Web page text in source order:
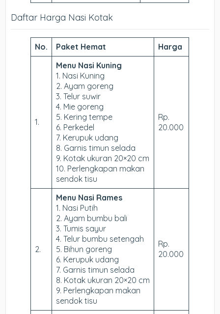
Daftar Harga Nasi Kotak
No. Paket Hemat Harga
1.
Menu Nasi Kuning
1. Nasi Kuning
2. Ayam goreng
3. Telur suwir
4. Mie goreng
5. Kering tempe
6. Perkedel
7. Kerupuk udang
8. Garnis timun selada
9. Kotak ukuran 20×20 cm
10. Perlengkapan makan
sendok tisu
Rp.
20.000
2.
Menu Nasi Rames
1. Nasi Putih
2. Ayam bumbu bali
3. Tumis sayur
4. Telur bumbu setengah
5. Bihun goreng
6. Kerupuk udang
7. Garnis timun selada
8. Kotak ukuran 20×20 cm
9. Perlengkapan makan
sendok tisu
Rp.
20.000